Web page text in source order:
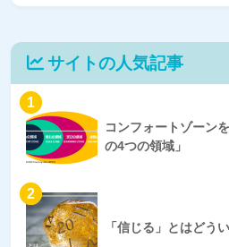
サイトの人気記事
1
コンフォートゾーン
の4つの領域」
2
「信じる」とはどう